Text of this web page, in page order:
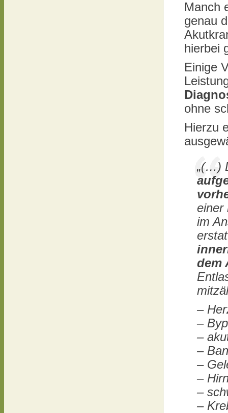
Manch
genau
hierbei
Einige
ohne
Hierzu
„(…)
einer
im
dem
–
–
–
–
–
–
–
–